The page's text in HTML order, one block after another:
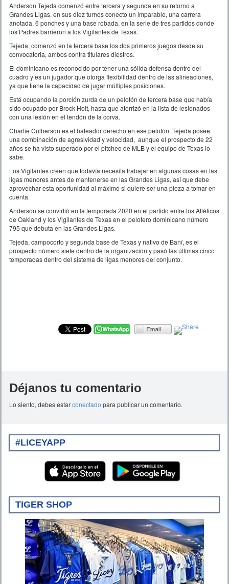
Anderson Tejeda comenzó entre tercera y segunda en su retorno a
Grandes Ligas, en sus diez turnos conecto un imparable, una carrera
anotada, 6 ponches y una base robada, en la serie de tres partidos donde
los Padres barrieron a los Vigilantes de Texas.
Tejeda, comenzó en la tercera base los dos primeros juegos desde su
convocatoria, ambos contra titulares diestros.
El dominicano es reconocido por tener una sólida defensa dentro del
cuadro y es un jugador que otorga flexibilidad dentro de las alineaciones,
ya que tiene la capacidad de jugar múltiples posiciones.
Está ocupando la porción zurda de un pelotón de tercera base que había
sido ocupado por Brock Holt, hasta que aterrizó en la lista de lesionados
con una lesión en el tendón de la corva.
Charlie Culberson es el bateador derecho en ese pelotón. Tejeda posee
una combinación de agresividad y velocidad, aunque el prospecto de 22
años se ha visto superado por el pitcheo de MLB y el equipo de Texas lo
sabe.
Los Vigilantes creen que todavía necesita trabajar en algunas cosas en las
ligas menores antes de mantenerse en las Grandes Ligas, así que debe
aprovechar esta oportunidad al máximo si quiere ser una pieza a tomar en
cuenta.
Anderson se convirtió en la temporada 2020 en el partido entre los Atléticos
de Oakland y los Vigilantes de Texas en el pelotero dominicano número
795 que debuta en las Grandes Ligas.
Tejeda, campocorto y segunda base de Texas y nativo de Baní, es el
prospecto número siete dentro de la organización y pasó las últimas cinco
temporadas dentro del sistema de ligas menores del conjunto.
Déjanos tu comentario
Lo siento, debes estarconectado para publicar un comentario.
#LICEYAPP
TIGER SHOP